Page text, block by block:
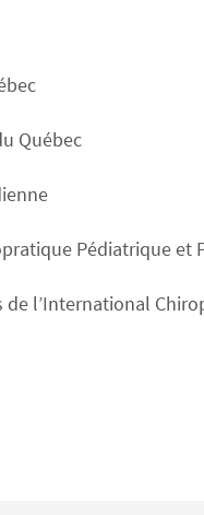
Québec
Pédiatrique et
l’International